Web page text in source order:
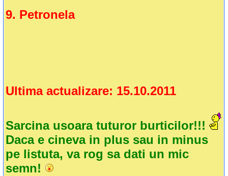
9. Petronela
Ultima actualizare: 15.10.2011
Sarcina usoara tuturor burticilor!!!
Daca e cineva in plus sau in minus
pe listuta, va rog sa dati un mic
semn!